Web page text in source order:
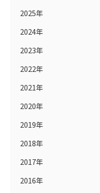
2025年
2024年
2023年
2022年
2021年
2020年
2019年
2018年
2017年
2016年